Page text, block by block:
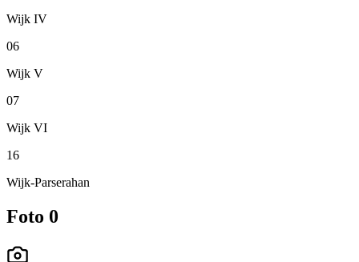
Wijk IV
06
Wijk V
07
Wijk VI
16
Wijk-Parserahan
Foto 0